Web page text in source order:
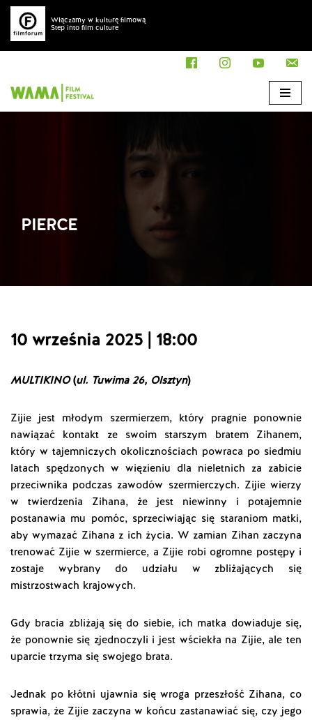
Przejdź
do
Włączamy w kulturę filmową
Step into film culture
PIERCE
10 września 2025 | 18:00
MULTIKINO(ul. Tuwima 26, Olsztyn)
Zijie jest młodym szermierzem, który pragnie ponownie
nawiązać kontakt ze swoim starszym bratem Zihanem,
który w tajemniczych okolicznościach powraca po siedmiu
latach spędzonych w więzieniu dla nieletnich za zabicie
przeciwnika podczas zawodów szermierczych. Zijie wierzy
w twierdzenia Zihana, że jest niewinny i potajemnie
postanawia mu pomóc, sprzeciwiając się staraniom matki,
aby wymazać Zihana z ich życia. W zamian Zihan zaczyna
trenować Zijie w szermierce, a Zijie robi ogromne postępy i
zostaje wybrany do udziału w zbliżających się
mistrzostwach krajowych.
Gdy bracia zbliżają się do siebie, ich matka dowiaduje się,
że ponownie się zjednoczyli i jest wściekła na Zijie, ale ten
uparcie trzyma się swojego brata.
Jednak po kłótni ujawnia się wroga przeszłość Zihana, co
sprawia, że Zijie zaczyna w końcu zastanawiać się, czy jego